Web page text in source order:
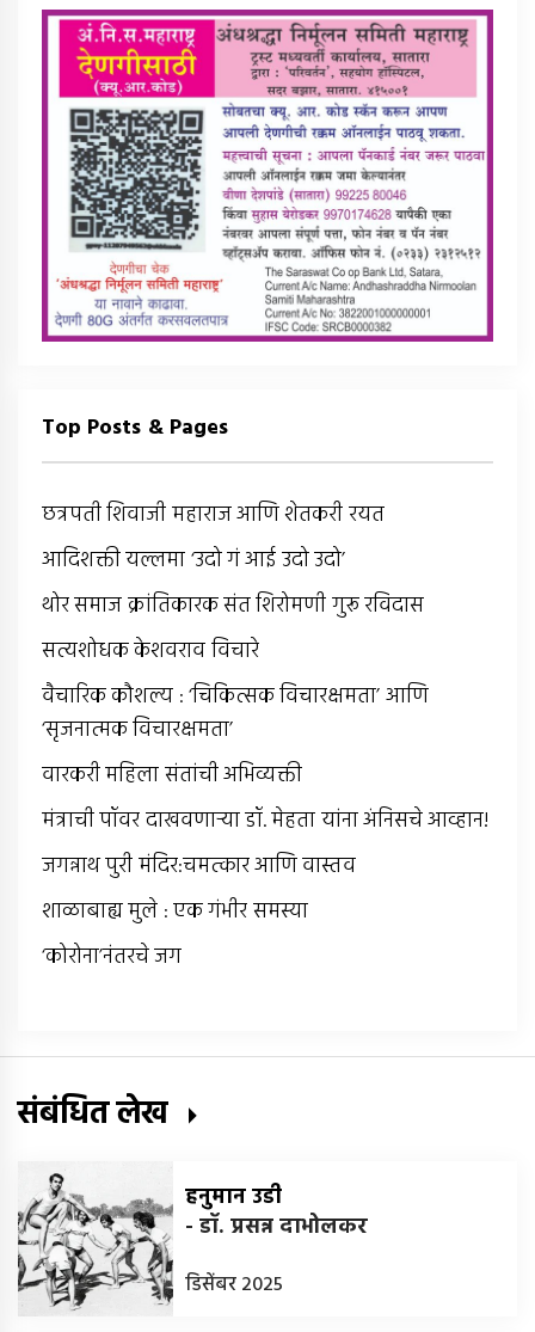
Top Posts & Pages
छत्रपती शिवाजी महाराज आणि शेतकरी रयत
आदिशक्ती यल्लमा ‘उदो गं आई उदो उदो’
थोर समाज क्रांतिकारक संत शिरोमणी गुरू रविदास
सत्यशोधक केशवराव विचारे
वैचारिक कौशल्य : ‘चिकित्सक विचारक्षमता’ आणि
‘सृजनात्मक विचारक्षमता’
वारकरी महिला संतांची अभिव्यक्ती
मंत्राची पॉवर दाखवणार्‍या डॉ. मेहता यांना अंनिसचे आव्हान!
जगन्नाथ पुरी मंदिर:चमत्कार आणि वास्तव
शाळाबाह्य मुले : एक गंभीर समस्या
‘कोरोना’नंतरचे जग
संबंधित लेख
हनुमान उडी
-डॉ. प्रसन्न दाभोलकर
डिसेंबर 2025